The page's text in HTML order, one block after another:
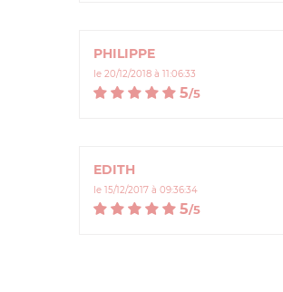
PHILIPPE
le 20/12/2018 à 11:06:33
5/5
EDITH
le 15/12/2017 à 09:36:34
5/5